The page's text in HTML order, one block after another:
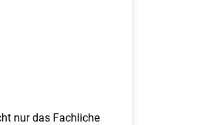
nur das Fachliche